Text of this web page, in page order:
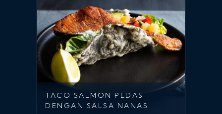
TACO SALMON PEDAS
DENGAN SALSA NANAS